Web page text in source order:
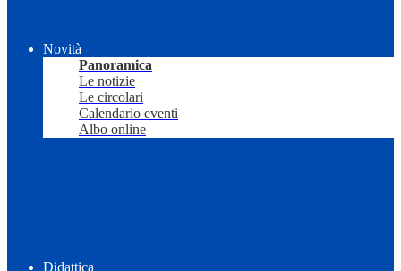
Novità
Panoramica
Le notizie
Le circolari
Calendario eventi
Albo online
Didattica